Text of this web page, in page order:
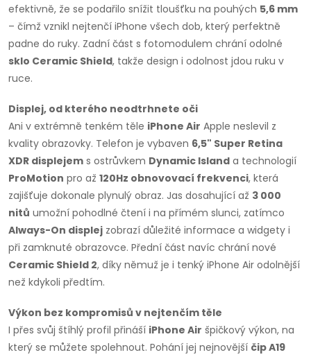
efektivně, že se podařilo snížit tloušťku na pouhých 5,6 mm
– čímž vznikl nejtenčí iPhone všech dob, který perfektně
padne do ruky. Zadní část s fotomodulem chrání odolné
sklo Ceramic Shield, takže design i odolnost jdou ruku v
ruce.
Displej, od kterého neodtrhnete oči
Ani v extrémně tenkém těle iPhone Air Apple neslevil z
kvality obrazovky. Telefon je vybaven 6,5" Super Retina
XDR displejem s ostrůvkem Dynamic Island a technologií
ProMotion pro až 120Hz obnovovací frekvenci, která
zajišťuje dokonale plynulý obraz. Jas dosahující až 3 000
nitů umožní pohodlné čtení i na přímém slunci, zatímco
Always-On displej zobrazí důležité informace a widgety i
při zamknuté obrazovce. Přední část navíc chrání nové
Ceramic Shield 2, díky němuž je i tenký iPhone Air odolnější
než kdykoli předtím.
Výkon bez kompromisů v nejtenčím těle
I přes svůj štíhlý profil přináší iPhone Air špičkový výkon, na
který se můžete spolehnout. Pohání jej nejnovější čip A19